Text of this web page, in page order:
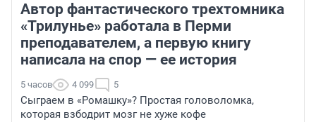
Автор фантастического трехтомника
«Трилунье» работала в Перми
преподавателем, а первую книгу
написала на спор — ее история
5 часов 4 099 5
Сыграем в «Ромашку»? Простая головоломка,
которая взбодрит мозг не хуже кофе